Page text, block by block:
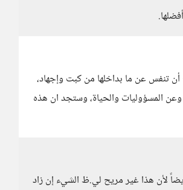
تنفس عن ما بداخلها من كبت وإجهاد،
عن المهام وعن المسؤوليات والحياة، وستجد ان هذه
لأن هذا غير مريح لي.ظ الشيء إن زاد